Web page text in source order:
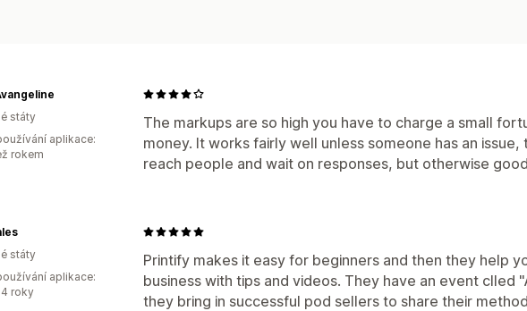
The markups are so high you have to charge a small
money. It works fairly well unless someone has an
reach people and wait on responses, but otherwise
státy
aplikace:
rokem
Printify makes it easy for beginners and then they help
business with tips and videos. They have an event clled
they bring in successful pod sellers to share their
státy
aplikace:
roky